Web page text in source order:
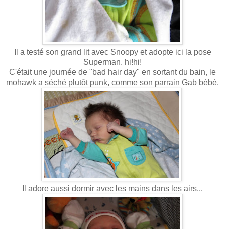
Il a testé son grand lit avec Snoopy et adopte ici la pose
Superman. hi!hi!
C'était une journée de "bad hair day" en sortant du bain, le
mohawk a séché plutôt punk, comme son parrain Gab bébé.
Il adore aussi dormir avec les mains dans les airs...